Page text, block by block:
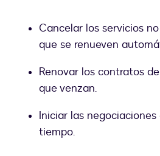
Cancelar los servicios
que se renueven
Renovar los contratos
que venzan.
Iniciar las
tiempo.